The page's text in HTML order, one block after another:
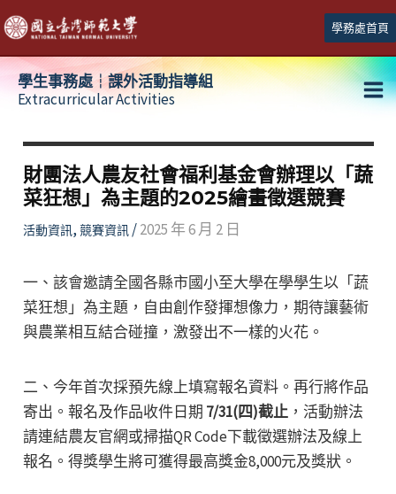
跳
至
主
學務處首頁
學生事務處┆課外活動指導組
Extracurricular Activities
財團法人農友社會福利基金會辦理以「蔬
菜狂想」為主題的2025繪畫徵選競賽
活動資訊, 競賽資訊/2025 年 6 月 2 日
一、該會邀請全國各縣市國小至大學在學學生以「蔬
菜狂想」為主題，自由創作發揮想像力，期待讓藝術
與農業相互結合碰撞，激發出不一樣的火花。
二、今年首次採預先線上填寫報名資料。再行將作品
寄出。報名及作品收件日期 7/31(四)截止，活動辦法
請連結農友官網或掃描QR Code下載徵選辦法及線上
報名。得獎學生將可獲得最高獎金8,000元及獎狀。